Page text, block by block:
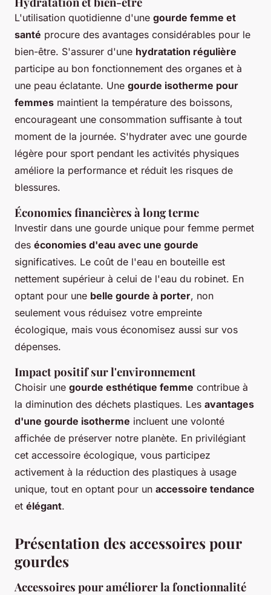
L'utilisation quotidienne d'une gourde femme et
santé procure des avantages considérables pour le
bien-être. S'assurer d'une hydratation régulière
participe au bon fonctionnement des organes et à
une peau éclatante. Une gourde isotherme pour
femmes maintient la température des boissons,
encourageant une consommation suffisante à tout
moment de la journée. S'hydrater avec une gourde
légère pour sport pendant les activités physiques
améliore la performance et réduit les risques de
blessures.
Économies financières à long terme
Investir dans une gourde unique pour femme permet
des économies d'eau avec une gourde
significatives. Le coût de l'eau en bouteille est
nettement supérieur à celui de l'eau du robinet. En
optant pour une belle gourde à porter, non
seulement vous réduisez votre empreinte
écologique, mais vous économisez aussi sur vos
dépenses.
Impact positif sur l'environnement
Choisir une gourde esthétique femme contribue à
la diminution des déchets plastiques. Les avantages
d'une gourde isotherme incluent une volonté
affichée de préserver notre planète. En privilégiant
cet accessoire écologique, vous participez
activement à la réduction des plastiques à usage
unique, tout en optant pour un accessoire tendance
et élégant.
Présentation des accessoires pour
gourdes
Accessoires pour améliorer la fonctionnalité